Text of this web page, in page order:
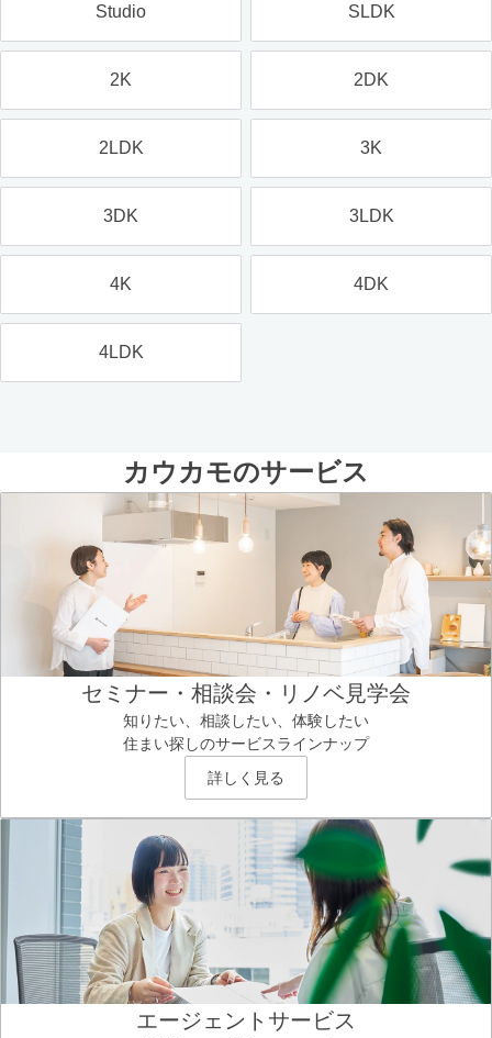
Studio SLDK
2K 2DK
2LDK 3K
3DK 3LDK
4K 4DK
4LDK
カウカモのサービス
セミナー・相談会・リノベ見学会
知りたい、相談したい、体験したい
住まい探しのサービスラインナップ
詳しく見る
エージェントサービス